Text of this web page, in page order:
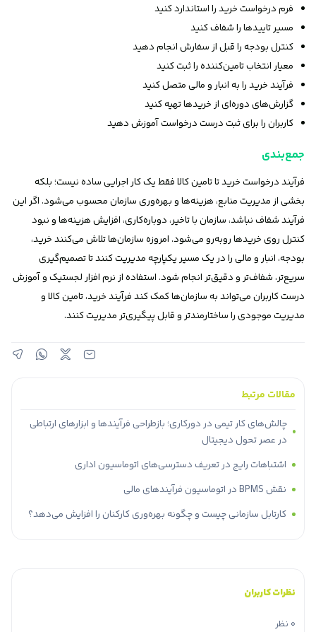
فرم درخواست خرید را استاندارد کنید
مسیر تاییدها را شفاف کنید
کنترل بودجه را قبل از سفارش انجام دهید
معیار انتخاب تامین‌کننده را ثبت کنید
فرآیند خرید را به انبار و مالی متصل کنید
گزارش‌های دوره‌ای از خریدها تهیه کنید
کاربران را برای ثبت درست درخواست آموزش دهید
جمع‌بندی
فرآیند درخواست خرید تا تامین کالا فقط یک کار اجرایی ساده نیست؛ بلکه
بخشی از مدیریت منابع، هزینه‌ها و بهره‌وری سازمان محسوب می‌شود. اگر این
فرآیند شفاف نباشد، سازمان با تاخیر، دوباره‌کاری، افزایش هزینه‌ها و نبود
کنترل روی خریدها روبه‌رو می‌شود. امروزه سازمان‌ها تلاش می‌کنند خرید،
بودجه، انبار و مالی را در یک مسیر یکپارچه مدیریت کنند تا تصمیم‌گیری
سریع‌تر، شفاف‌تر و دقیق‌تر انجام شود. استفاده از نرم افزار لجستیک و آموزش
درست کاربران می‌تواند به سازمان‌ها کمک کند فرآیند خرید، تامین کالا و
مدیریت موجودی را ساختارمندتر و قابل پیگیری‌تر مدیریت کنند.
مقالات مرتبط
چالش‌های کار تیمی در دورکاری؛ بازطراحی فرآیندها و ابزارهای ارتباطی
در عصر تحول دیجیتال
اشتباهات رایج در تعریف دسترسی‌های اتوماسیون اداری
نقش BPMS در اتوماسیون فرآیندهای مالی
کارتابل سازمانی چیست و چگونه بهره‌وری کارکنان را افزایش می‌دهد؟
نظرات کاربران
0 نظر